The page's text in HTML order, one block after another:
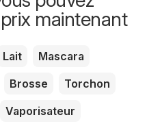
maintenant
Lait
Mascara
Brosse
Torchon
Vaporisateur